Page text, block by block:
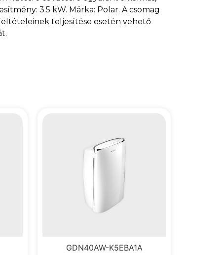
3.5 kW. Márka: Polar. A csomag
teljesítése esetén vehető
GDN40AW-K5EBA1A